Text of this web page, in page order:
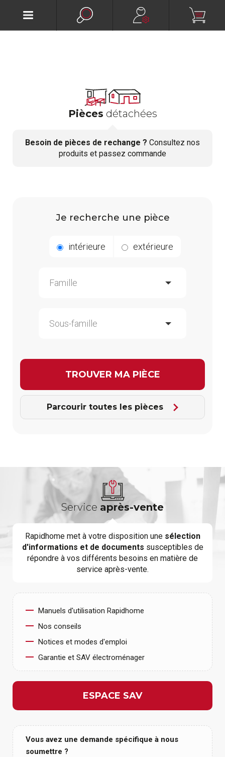
Pièces détachées
Besoin de pièces de rechange ? Consultez nos
produits et passez commande
Je recherche une pièce
intérieure extérieure
Parcourir toutes les pièces
Service après-vente
Rapidhome met à votre disposition une sélection
d'informations et de documents susceptibles de
répondre à vos différents besoins en matière de
service après-vente.
Manuels d'utilisation Rapidhome
Nos conseils
Notices et modes d'emploi
Garantie et SAV électroménager
ESPACE SAV
Vous avez une demande spécifique à nous
soumettre ?